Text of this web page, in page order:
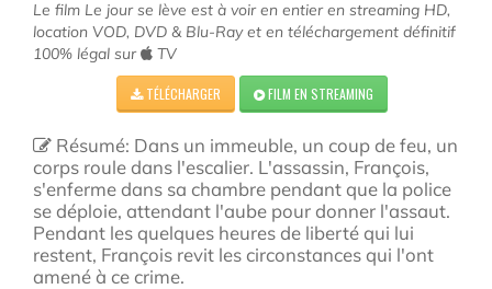
Le film Le jour se lève est à voir en entier en streaming HD,
location VOD, DVD & Blu-Ray et en téléchargement définitif
100% légal sur
TV
TÉLÉCHARGER FILM EN STREAMING
Résumé: Dans un immeuble, un coup de feu, un
corps roule dans l'escalier. L'assassin, François,
s'enferme dans sa chambre pendant que la police
se déploie, attendant l'aube pour donner l'assaut.
Pendant les quelques heures de liberté qui lui
restent, François revit les circonstances qui l'ont
amené à ce crime.